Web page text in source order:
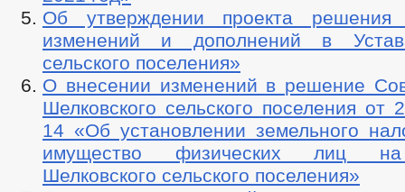
Об утверждении проекта
изменений и дополнений в Устав
сельского поселения»
О внесении изменений в решение
Шелковского сельского поселения от
14 «Об установлении земельного
имущество физических лиц на
Шелковского сельского поселения»